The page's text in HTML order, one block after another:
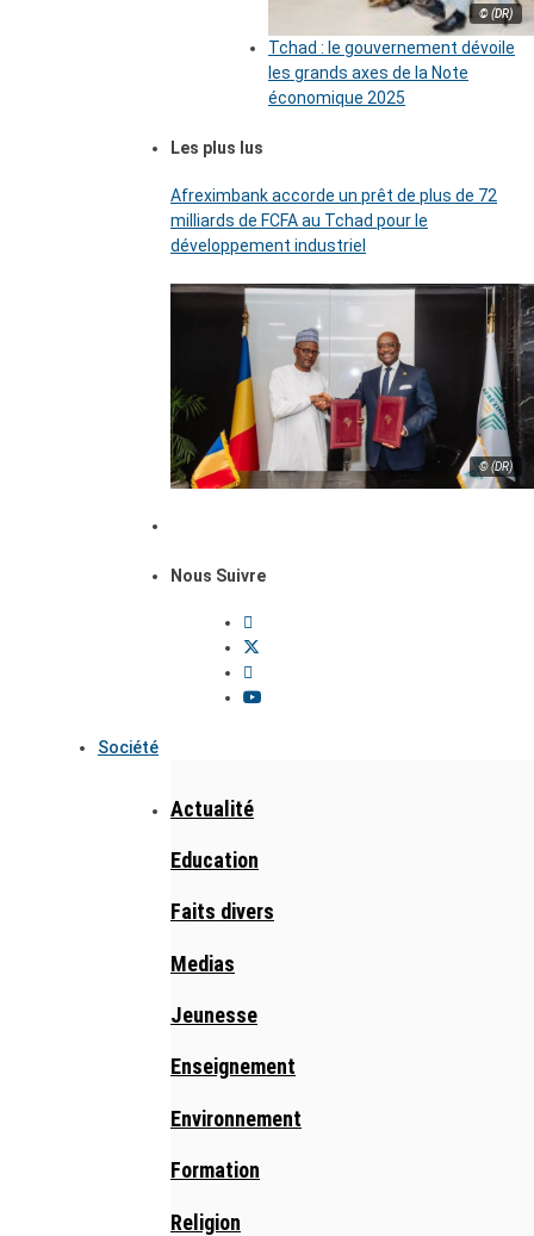
© (DR)
Tchad : le gouvernement dévoile
les grands axes de la Note
économique 2025
Les plus lus
Afreximbank accorde un prêt de plus de 72
milliards de FCFA au Tchad pour le
développement industriel
© (DR)
Nous Suivre
Société
Actualité
Education
Faits divers
Medias
Jeunesse
Enseignement
Environnement
Formation
Religion